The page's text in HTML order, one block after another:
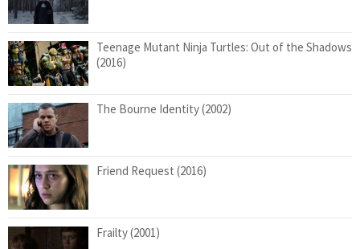
Teenage Mutant Ninja Turtles: Out of the Shadows
(2016)
The Bourne Identity (2002)
Friend Request (2016)
Frailty (2001)